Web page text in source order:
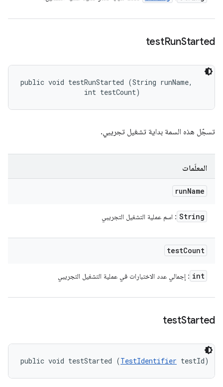
testRunStarted
public void testRunStarted (String runName,
                int testCount)
تسجّل هذه السمة بداية تشغيل تجريبي.
المعلَمات
runName
String : اسم عملية التشغيل التجريبي
testCount
int : إجمالي عدد الاختبارات في عملية التشغيل التجريبي
testStarted
public void testStarted (TestIdentifier testId)